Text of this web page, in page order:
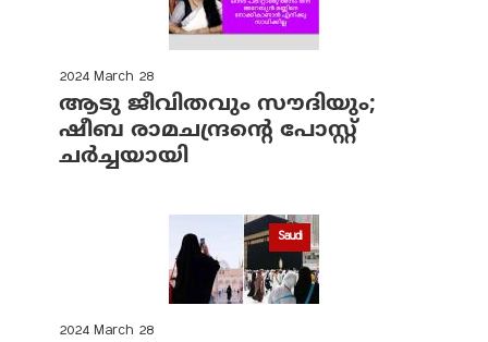
2024 March 28
ആടു ജീവിതവും സൗദിയും;
ഷീബ രാമചന്ദ്രന്റെ പോസ്റ്റ്
ചര്‍ച്ചയായി
Saudi
2024 March 28